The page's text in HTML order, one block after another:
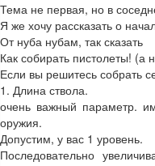
Тема не первая, но в
Я же хочу рассказать о
От нуба нубам, так сказать
Как собирать пистолеты!
Если вы решитесь собрать
1. Длина ствола.
очень важный параметр.
оружия.
Допустим, у вас 1 уровень.
Последовательно